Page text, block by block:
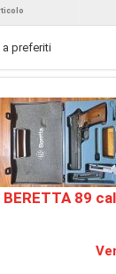
preferiti
89